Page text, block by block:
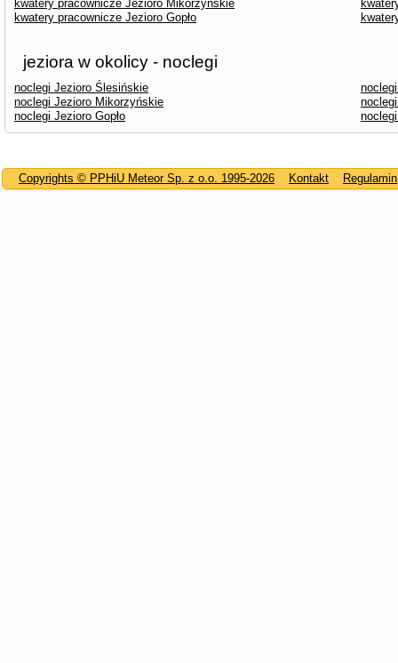
kwatery pracownicze Jezioro Mikorzyńskie
kwatery pracownicze Jezioro Gopło
jeziora w okolicy - noclegi
noclegi Jezioro Ślesińskie
noclegi Jezioro Mikorzyńskie
noclegi Jezioro Gopło
Copyrights © PPHiU Meteor Sp. z o.o. 1995-2026 Kontakt Regulamin